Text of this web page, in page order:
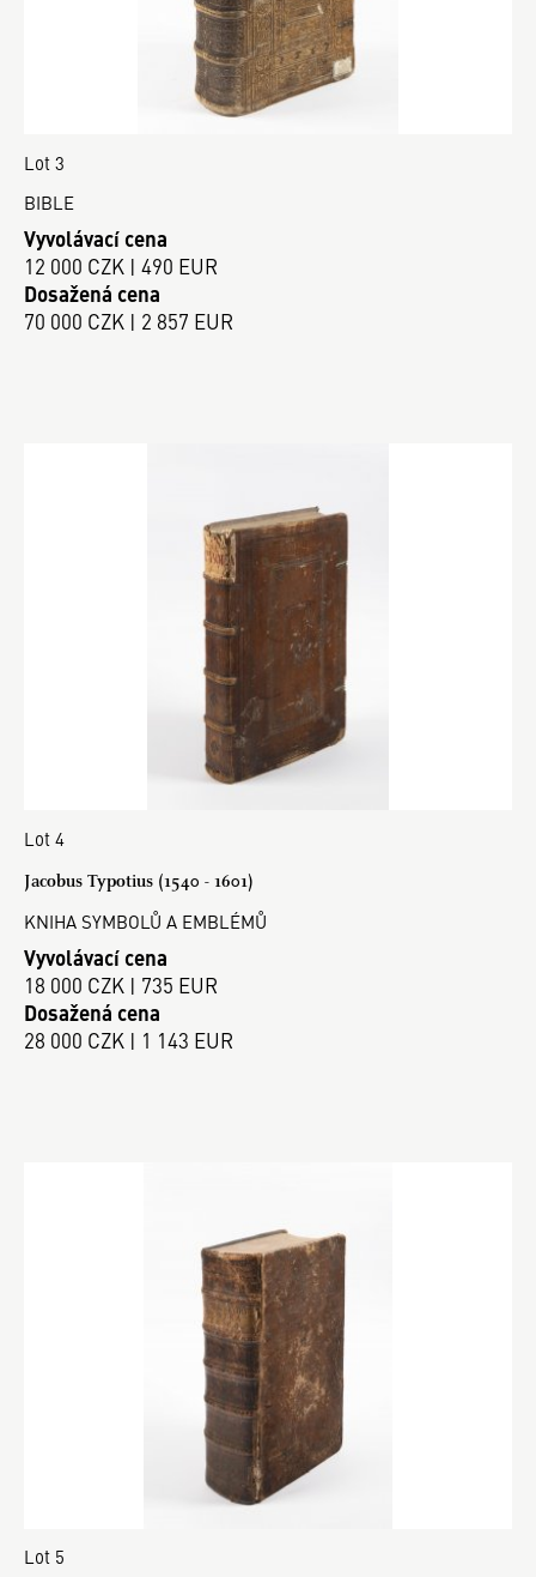
Lot 3
BIBLE
Vyvolávací cena
12 000 CZK | 490 EUR
Dosažená cena
70 000 CZK | 2 857 EUR
Lot 4
Jacobus Typotius (1540 - 1601)
KNIHA SYMBOLŮ A EMBLÉMŮ
Vyvolávací cena
18 000 CZK | 735 EUR
Dosažená cena
28 000 CZK | 1 143 EUR
Lot 5